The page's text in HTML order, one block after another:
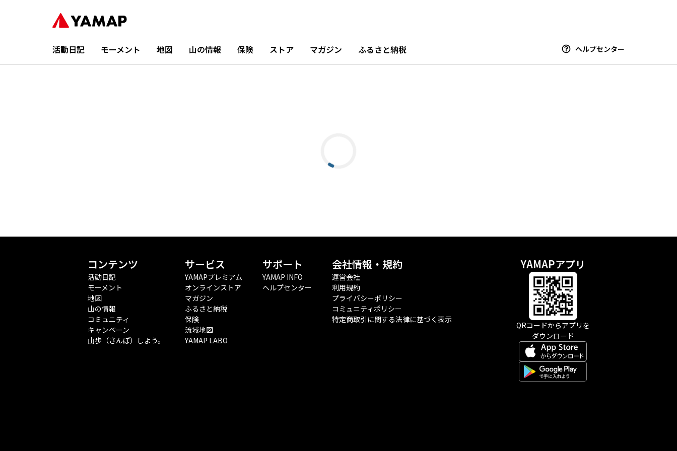
活動日記 モーメント 地図 山の情報 保険 ストア マガジン ふるさと納税 ヘルプセンター
コンテンツ
活動日記
モーメント
地図
山の情報
コミュニティ
キャンペーン
山歩（さんぽ）しよう。
サービス
YAMAPプレミアム
オンラインストア
マガジン
ふるさと納税
保険
流域地図
YAMAP LABO
サポート
YAMAP INFO
ヘルプセンター
会社情報・規約
運営会社
利用規約
プライバシーポリシー
コミュニティポリシー
特定商取引に関する法律に基づく表示
YAMAPアプリ
QRコードからアプリを
ダウンロード